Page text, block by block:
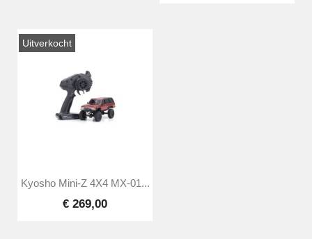
Uitverkocht
Kyosho Mini-Z 4X4 MX-01...
€ 269,00